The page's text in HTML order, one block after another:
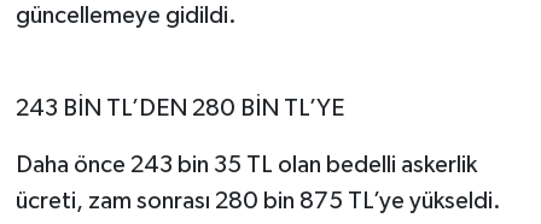
güncellemeye gidildi.
243 BİN TL’DEN 280 BİN TL’YE
Daha önce 243 bin 35 TL olan bedelli askerlik
ücreti, zam sonrası 280 bin 875 TL’ye yükseldi.